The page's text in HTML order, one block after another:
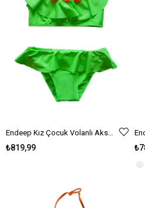
₺819,99